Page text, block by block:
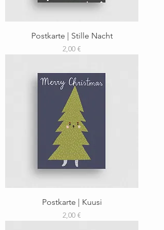
Postkarte | Stille Nacht
Preis
2,00 €
Postkarte | Kuusi
Preis
2,00 €